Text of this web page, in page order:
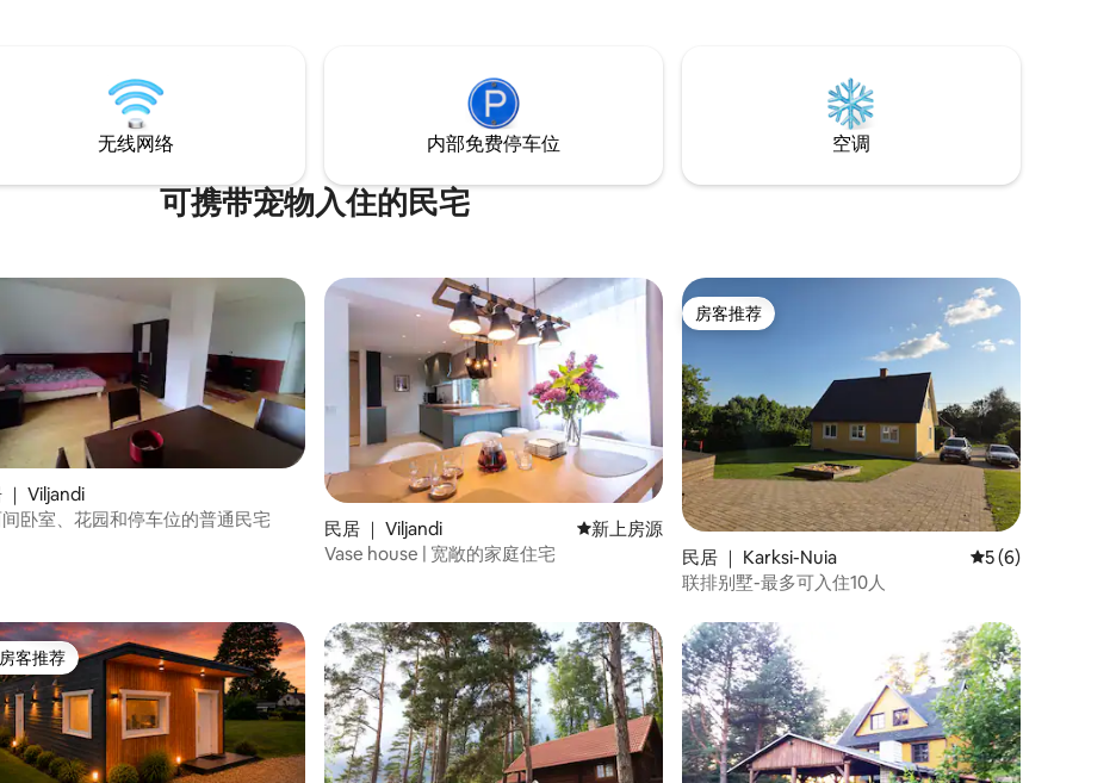
无线网络 内部免费停车位 空调
可携带宠物入住的民宅
｜ Viljandi
卧室、花园和停车位的普通民宅
民居 ｜ Viljandi 新房源
新上房源
Vase house | 宽敞的家庭住宅
房客推荐
房客推荐
民居 ｜ Karksi-Nuia 平均评分 5 分（
5 (6)
联排别墅-最多可入住10人
「房客推荐」
房客推荐